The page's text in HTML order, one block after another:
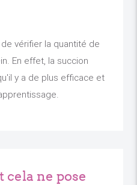
vérifier la quantité de
En effet, la succion
y a de plus efficace et
cela ne pose